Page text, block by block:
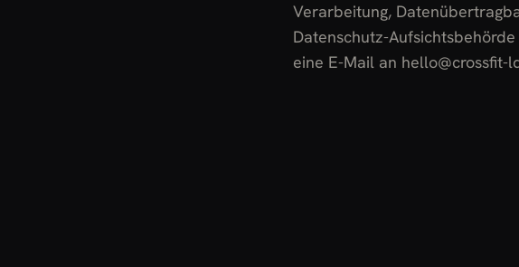
Verarbeitung,
Datenschutz-
eine E-Mail an hello@crossfit-